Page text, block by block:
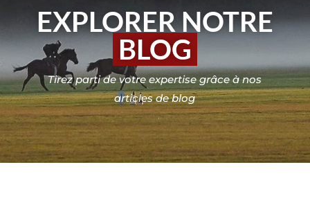
EXPLORER NOTRE
BLOG
Tirez parti de votre expertise grâce à nos
articles de blog